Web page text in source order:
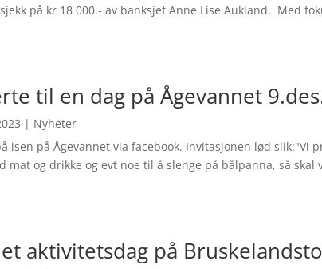
på kr 18 000.- av banksjef Anne Lise Aukland. Med
til en dag på Ågevannet
| Nyheter
isen på Ågevannet via facebook. Invitasjonen lød slik:"Vi
mat og drikke og evt noe til å slenge på bålpanna, så skal
aktivitetsdag på